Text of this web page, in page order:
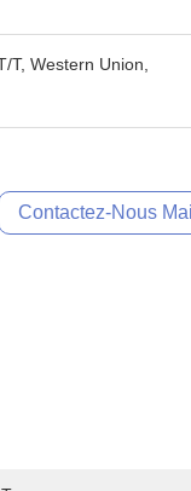
T, Western Union,
Contactez-Nous